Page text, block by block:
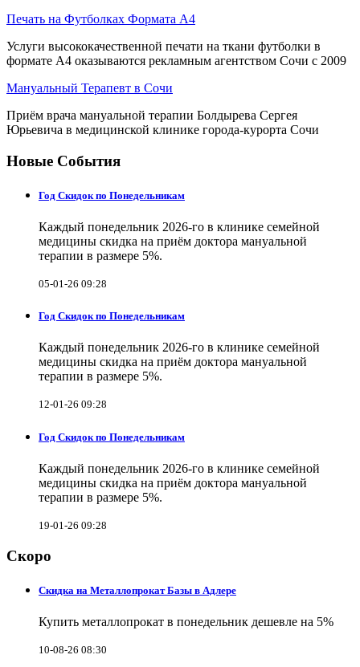
Печать на Футболках Формата А4
Услуги высококачественной печати на ткани футболки в
формате А4 оказываются рекламным агентством Сочи с 2009
Мануальный Терапевт в Сочи
Приём врача мануальной терапии Болдырева Сергея
Юрьевича в медицинской клинике города-курорта Сочи
Новые События
Год Скидок по Понедельникам
Каждый понедельник 2026-го в клинике семейной
медицины скидка на приём доктора мануальной
терапии в размере 5%.
05-01-26 09:28
Год Скидок по Понедельникам
Каждый понедельник 2026-го в клинике семейной
медицины скидка на приём доктора мануальной
терапии в размере 5%.
12-01-26 09:28
Год Скидок по Понедельникам
Каждый понедельник 2026-го в клинике семейной
медицины скидка на приём доктора мануальной
терапии в размере 5%.
19-01-26 09:28
Скоро
Скидка на Металлопрокат Базы в Адлере
Купить металлопрокат в понедельник дешевле на 5%
10-08-26 08:30